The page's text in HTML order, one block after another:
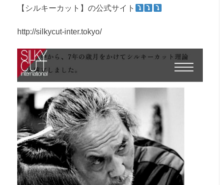
【シルキーカット】の公式サイト
http://silkycut-inter.tokyo/